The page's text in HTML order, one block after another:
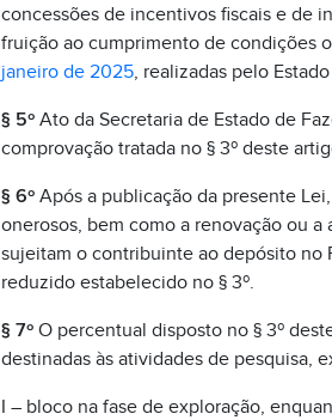
concessões de incentivos fiscais e de
fruição ao cumprimento de condições
janeiro de 2025, realizadas pelo
§ 5ºAto da Secretaria de Estado de
comprovação tratada no § 3º deste
§ 6ºApós a publicação da presente
onerosos, bem como a renovação ou
sujeitam o contribuinte ao depósito no
reduzido estabelecido no § 3º.
§ 7º O percentual disposto no § 3º
destinadas às atividades de pesquisa,
I – bloco na fase de exploração,